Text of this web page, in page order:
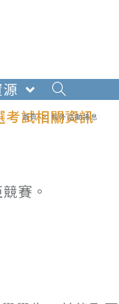
考試相關資訊
首頁 > 校外活動訊息
賽。